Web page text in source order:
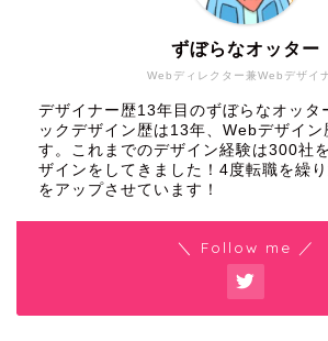
Webディレクター兼Webデザイ
ずぼらなオッター
デザイナー歴13年目のずぼらなオッタ
ックデザイン歴は13年、Webデザイ
す。これまでのデザイン経験は300社
ザインをしてきました！4度転職を繰
をアップさせています！
＼ Follow me ／